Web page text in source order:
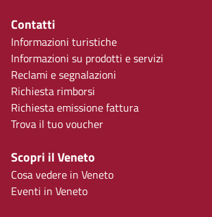
Contatti
Informazioni turistiche
Informazioni su prodotti e servizi
Reclami e segnalazioni
Richiesta rimborsi
Richiesta emissione fattura
Trova il tuo voucher
Scopri il Veneto
Cosa vedere in Veneto
Eventi in Veneto